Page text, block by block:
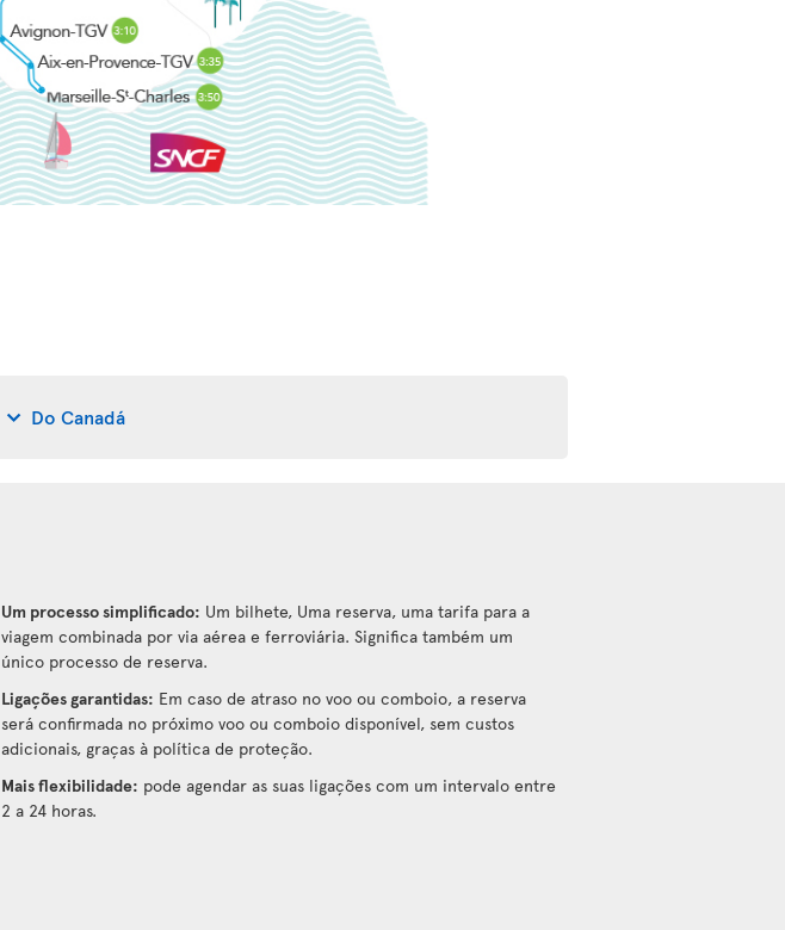
Do Canadá
Um processo simplificado: Um bilhete, Uma reserva, uma tarifa para a
viagem combinada por via aérea e ferroviária. Significa também um
único processo de reserva.
Ligações garantidas: Em caso de atraso no voo ou comboio, a reserva
será confirmada no próximo voo ou comboio disponível, sem custos
adicionais, graças à política de proteção.
Mais flexibilidade: pode agendar as suas ligações com um intervalo entre
2 a 24 horas.